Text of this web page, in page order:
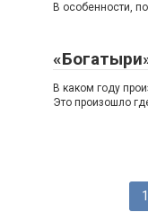
В особенности,
В каком году
Это произошло
1